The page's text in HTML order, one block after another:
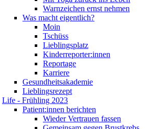
Warnzeichen ernst nehmen
Was macht eigentlich?
Moin
Tschüss
Lieblingsplatz
Kinderreporter:innen
Reportage
Karriere
Gesundheitsakademie
Lieblingsrezept
Life - Frühling 2023
Patient:innen berichten
Wieder Vertrauen fassen